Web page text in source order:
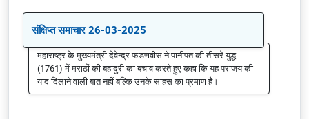
संक्षिप्त समाचार 26-03-2025
महाराष्ट्र के मुख्यमंत्री देवेन्द्र फडणवीस ने पानीपत की तीसरे युद्ध
(1761) में मराठों की बहादुरी का बचाव करते हुए कहा कि यह पराजय की
याद दिलाने वाली बात नहीं बल्कि उनके साहस का प्रमाण है।